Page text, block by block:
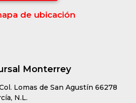
de ubicación
Monterrey
Lomas de San Agustín 66278
N.L.